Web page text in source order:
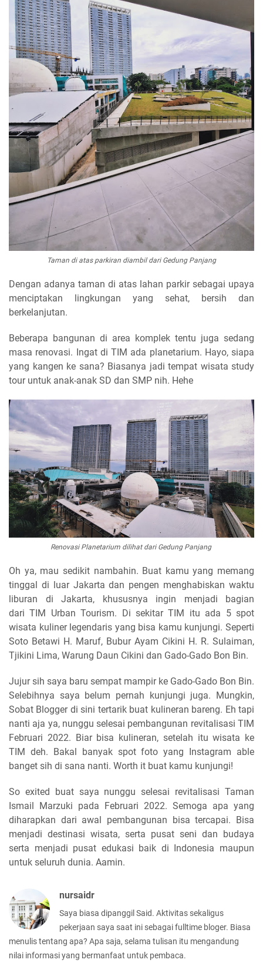
Taman di atas parkiran diambil dari Gedung Panjang
Dengan adanya taman di atas lahan parkir sebagai upaya
menciptakan lingkungan yang sehat, bersih dan
berkelanjutan.
Beberapa bangunan di area komplek tentu juga sedang
masa renovasi. Ingat di TIM ada planetarium. Hayo, siapa
yang kangen ke sana? Biasanya jadi tempat wisata study
tour untuk anak-anak SD dan SMP nih. Hehe
Renovasi Planetarium dilihat dari Gedung Panjang
Oh ya, mau sedikit nambahin. Buat kamu yang memang
tinggal di luar Jakarta dan pengen menghabiskan waktu
liburan di Jakarta, khususnya ingin menjadi bagian
dariTIM Urban Tourism. Di sekitar TIM itu ada 5 spot
wisata kuliner legendaris yang bisa kamu kunjungi. Seperti
Soto Betawi H. Maruf, Bubur Ayam Cikini H. R. Sulaiman,
Tjikini Lima, Warung Daun Cikini dan Gado-Gado Bon Bin.
Jujur sih saya baru sempat mampir ke Gado-Gado Bon Bin.
Selebihnya saya belum pernah kunjungi juga. Mungkin,
Sobat Blogger di sini tertarik buat kulineran bareng. Eh tapi
nanti aja ya, nunggu selesai pembangunan revitalisasi TIM
Februari 2022. Biar bisa kulineran, setelah itu wisata ke
TIM deh. Bakal banyak spot foto yang Instagram able
banget sih di sana nanti. Worth it buat kamu kunjungi!
So exited buat saya nunggu selesai revitalisasi Taman
Ismail Marzuki pada Februari 2022. Semoga apa yang
diharapkan dari awal pembangunan bisa tercapai. Bisa
menjadi destinasi wisata, serta pusat seni dan budaya
serta menjadi pusat edukasi baik di Indonesia maupun
untuk seluruh dunia. Aamin.
nursaidr
Saya biasa dipanggil Said. Aktivitas sekaligus
pekerjaan saya saat ini sebagai fulltime bloger. Biasa
menulis tentang apa? Apa saja, selama tulisan itu mengandung
nilai informasi yang bermanfaat untuk pembaca.